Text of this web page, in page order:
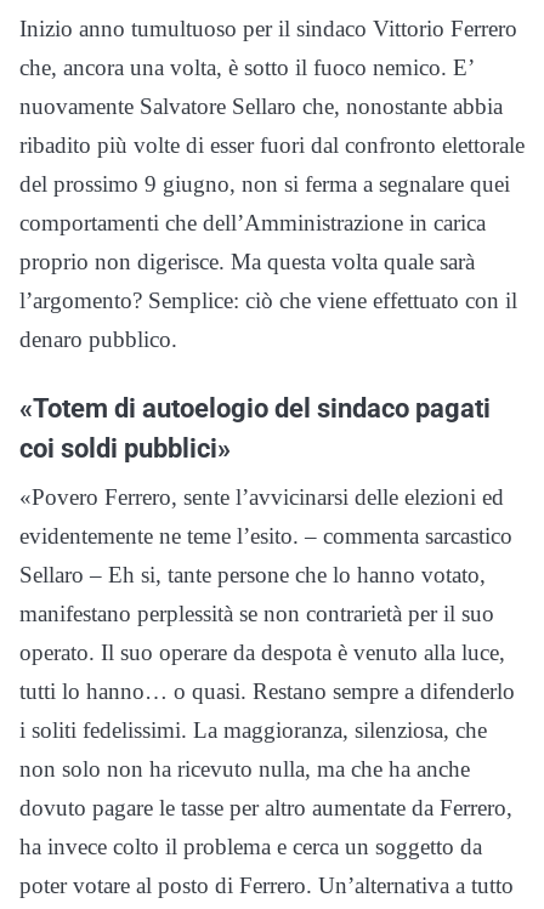
Inizio anno tumultuoso per il sindaco Vittorio Ferrero
che, ancora una volta, è sotto il fuoco nemico. E’
nuovamente Salvatore Sellaro che, nonostante abbia
ribadito più volte di esser fuori dal confronto elettorale
del prossimo 9 giugno, non si ferma a segnalare quei
comportamenti che dell’Amministrazione in carica
proprio non digerisce. Ma questa volta quale sarà
l’argomento? Semplice: ciò che viene effettuato con il
denaro pubblico.
«Totem di autoelogio del sindaco pagati
coi soldi pubblici»
«Povero Ferrero, sente l’avvicinarsi delle elezioni ed
evidentemente ne teme l’esito. – commenta sarcastico
Sellaro – Eh si, tante persone che lo hanno votato,
manifestano perplessità se non contrarietà per il suo
operato. Il suo operare da despota è venuto alla luce,
tutti lo hanno… o quasi. Restano sempre a difenderlo
i soliti fedelissimi. La maggioranza, silenziosa, che
non solo non ha ricevuto nulla, ma che ha anche
dovuto pagare le tasse per altro aumentate da Ferrero,
ha invece colto il problema e cerca un soggetto da
poter votare al posto di Ferrero. Un’alternativa a tutto